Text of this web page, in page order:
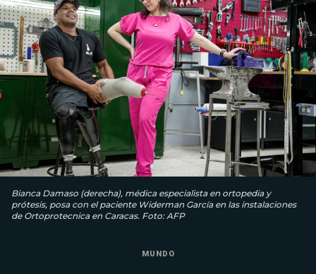
Bianca Damaso (derecha), médica especialista en ortopedia y
prótesis, posa con el paciente Widerman García en las instalaciones
de Ortoprotecnica en Caracas. Foto: AFP
MUNDO